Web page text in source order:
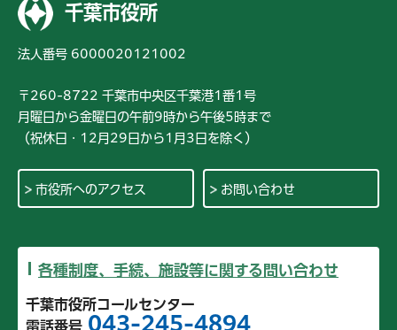
千葉市役所
法人番号 6000020121002
〒260-8722 千葉市中央区千葉港1番1号
月曜日から金曜日の午前9時から午後5時まで
（祝休日・12月29日から1月3日を除く）
市役所へのアクセス お問い合わせ
各種制度、手続、施設等に関する問い合わせ
千葉市役所コールセンター
電話番号 043-245-4894